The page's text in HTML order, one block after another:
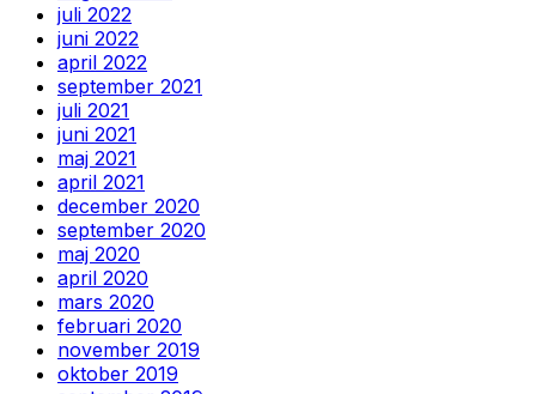
juli 2022
juni 2022
april 2022
september 2021
juli 2021
juni 2021
maj 2021
april 2021
december 2020
september 2020
maj 2020
april 2020
mars 2020
februari 2020
november 2019
oktober 2019